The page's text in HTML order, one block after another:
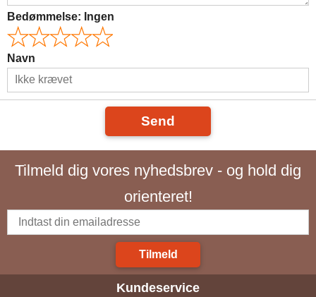
Bedømmelse: Ingen
Navn
Send
Tilmeld dig vores nyhedsbrev - og hold dig
orienteret!
Tilmeld
Kundeservice